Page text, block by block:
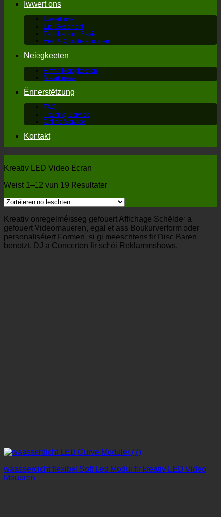
Iwwert ons
Iwwert ons
Eis Geschicht
Fabrikatioun Basis
Éier & Qualifikatiounen
Neiegkeeten
Firma Neiegkeeten
Maart news
Ënnerstëtzung
FAQ
Training Service
Online Service
Kontakt
Kreativ LED Video Écran
Weist 1–12 vun 19 Resultater
Kreativ onregelméisseg gefouert Affichage Schëlder a
gefouert Videomaueren, egal et ass Boukurverform oder
personaliséiert Formen, si gi meeschtens fir Disc Baren
benotzt, DJ a Concerten fir schéi Reklammshows.
waasserdicht flexibel Soft Led Modul fir kreativ LED Video
Maueren